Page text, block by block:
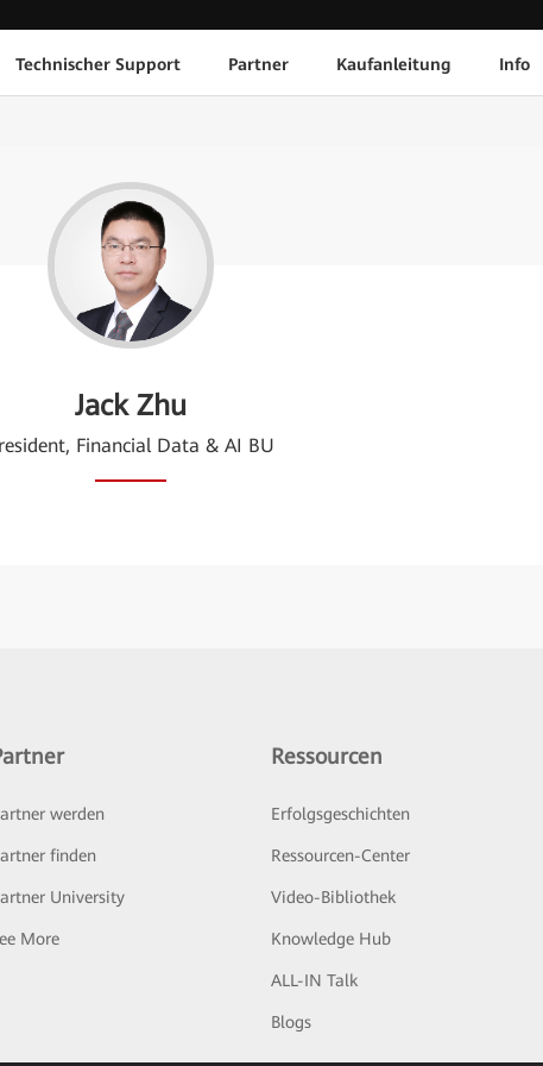
Technischer Support Partner Kaufanleitung Info
Jack Zhu
Financial Data & AI BU
werden
finden
University
More
Ressourcen
Erfolgsgeschichten
Ressourcen-Center
Video-Bibliothek
Knowledge Hub
ALL-IN Talk
Blogs